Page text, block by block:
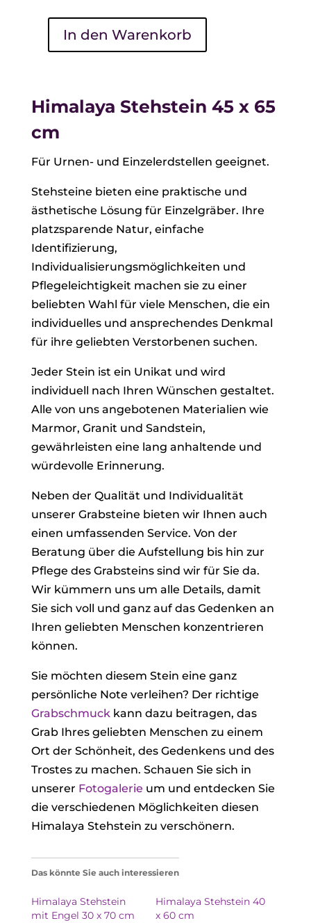
Himalaya
x
cm
Menge
In den Warenkorb
Himalaya Stehstein 45 x 65
cm
Für Urnen- und Einzelerdstellen geeignet.
Stehsteine bieten eine praktische und
ästhetische Lösung für Einzelgräber. Ihre
platzsparende Natur, einfache
Identifizierung,
Individualisierungsmöglichkeiten und
Pflegeleichtigkeit machen sie zu einer
beliebten Wahl für viele Menschen, die ein
individuelles und ansprechendes Denkmal
für ihre geliebten Verstorbenen suchen.
Jeder Stein ist ein Unikat und wird
individuell nach Ihren Wünschen gestaltet.
Alle von uns angebotenen Materialien wie
Marmor, Granit und Sandstein,
gewährleisten eine lang anhaltende und
würdevolle Erinnerung.
Neben der Qualität und Individualität
unserer Grabsteine bieten wir Ihnen auch
einen umfassenden Service. Von der
Beratung über die Aufstellung bis hin zur
Pflege des Grabsteins sind wir für Sie da.
Wir kümmern uns um alle Details, damit
Sie sich voll und ganz auf das Gedenken an
Ihren geliebten Menschen konzentrieren
können.
Sie möchten diesem Stein eine ganz
persönliche Note verleihen? Der richtige
Grabschmuckkann dazu beitragen, das
Grab Ihres geliebten Menschen zu einem
Ort der Schönheit, des Gedenkens und des
Trostes zu machen. Schauen Sie sich in
unserer Fotogalerie um und entdecken Sie
die verschiedenen Möglichkeiten diesen
Himalaya Stehstein zu verschönern.
Das könnte Sie auch interessieren
Himalaya Stehstein
mit Engel 30 x 70 cm
Himalaya Stehstein 40
x 60 cm